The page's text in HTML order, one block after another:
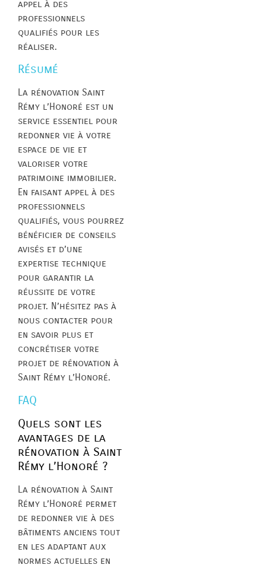
appel à des
professionnels
qualifiés pour les
réaliser.
Résumé
La rénovation Saint
Rémy l’Honoré est un
service essentiel pour
redonner vie à votre
espace de vie et
valoriser votre
patrimoine immobilier.
En faisant appel à des
professionnels
qualifiés, vous pourrez
bénéficier de conseils
avisés et d’une
expertise technique
pour garantir la
réussite de votre
projet. N’hésitez pas à
nous contacter pour
en savoir plus et
concrétiser votre
projet de rénovation à
Saint Rémy l’Honoré.
FAQ
Quels sont les
avantages de la
rénovation à Saint
Rémy l’Honoré ?
La rénovation à Saint
Rémy l’Honoré permet
de redonner vie à des
bâtiments anciens tout
en les adaptant aux
normes actuelles en